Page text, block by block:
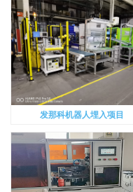
发那科机器人埋入项目